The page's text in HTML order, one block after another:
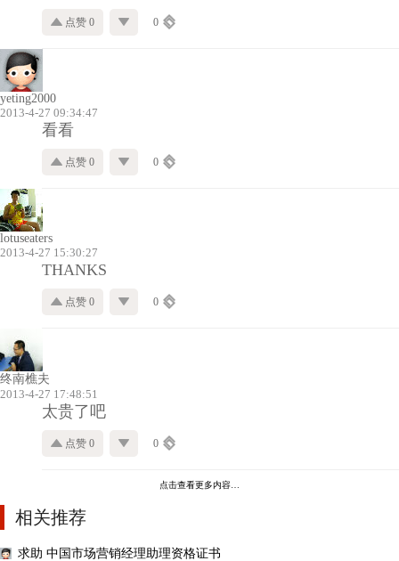
点赞 0 0
yeting2000
2013-4-27 09:34:47
看看
点赞 0 0
lotuseaters
2013-4-27 15:30:27
THANKS
点赞 0 0
终南樵夫
2013-4-27 17:48:51
太贵了吧
点赞 0 0
点击查看更多内容…
相关推荐
求助 中国市场营销经理助理资格证书